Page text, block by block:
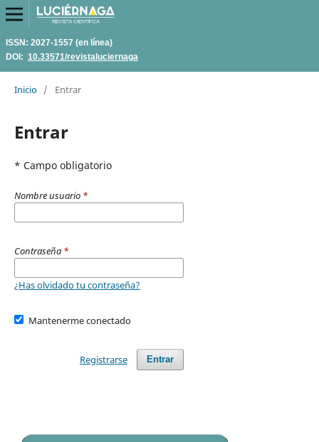
ISSN: 2027-1557 (en línea)
DOI: 10.33571/revistaluciernaga
Inicio / Entrar
Entrar
* Campo obligatorio
Nombre usuario *
Contraseña *
¿Has olvidado tu contraseña?
Mantenerme conectado
Entrar
Registrarse